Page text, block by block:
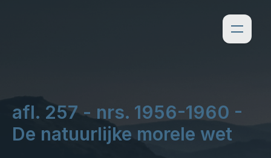
afl. 257 - nrs. 1956-1960 -
De natuurlijke morele wet